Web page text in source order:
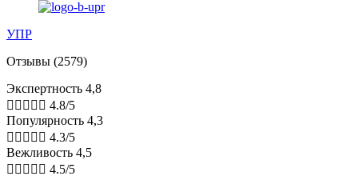
УПР
Отзывы (2579)
Экспертность 4,8
     4.8/5
Популярность 4,3
     4.3/5
Вежливость 4,5
     4.5/5